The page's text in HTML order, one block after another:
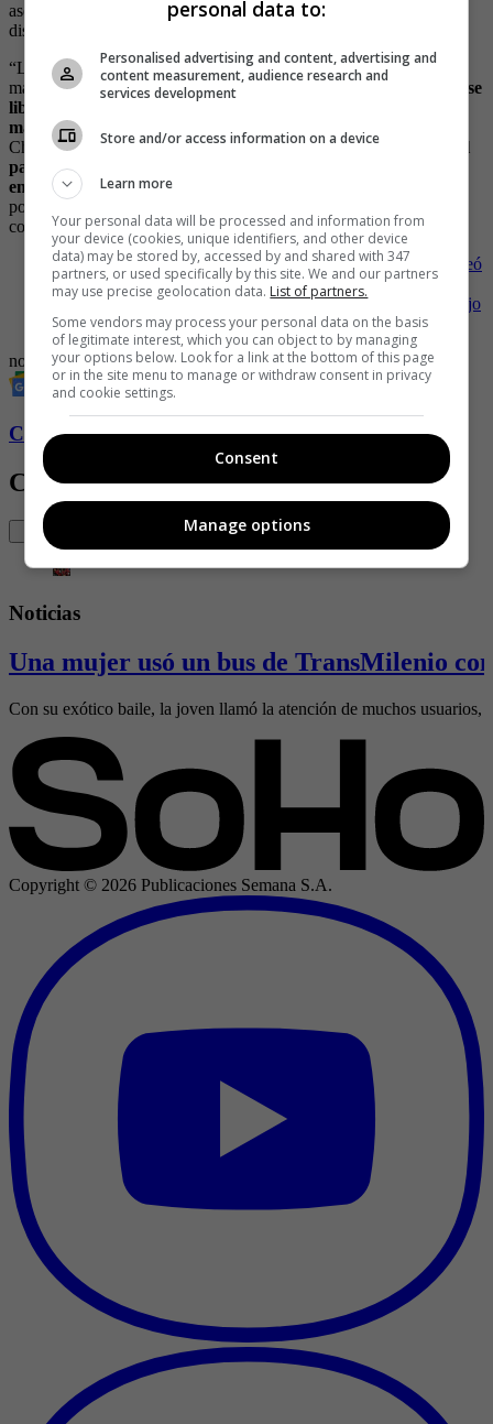
asesinar a su vecina ya fue capturada y el bebé fue dejado a
disposición del ICBF.
“La autora intelectual ya está capturada, el bebé se encuentra en
manos del Instituto Colombiano de Bienestar Familiar (ICBF),
ya se
libró orden de captura para dar con el paradero del autor
material del hecho,
Chacua Primavera del corregimiento 1 de nuestra ciudad, donde
al
parecer una habitante de la calle, una mujer que estaba
embarazada, le sacan a su bebé,
posteriormente la degüellan en el mismo sitio”, expresó en
conversación con RCN Mundo Juan Carlos Saldarriaga.
-Al estilo de las luchas, hombre de 81 años tiró al piso y pateó
a ladrón que lo intentó robar
Video: hombre disparó a ladrón que trató de robarle el espejo
del carro
noticias colombia
Conozca más de Soho aquí
Contenido Relacionado
Noticias
Una mujer usó un bus de TransMilenio
Con su exótico baile, la joven llamó la atención de muchos
Copyright © 2026 Publicaciones Semana S.A.
personal data to:
Personalised advertising and content, advertising and
content measurement, audience research and
services development
Store and/or access information on a device
Learn more
Your personal data will be processed and information from
your device (cookies, unique identifiers, and other device
data) may be stored by, accessed by and shared with 347
partners, or used specifically by this site. We and our partners
may use precise geolocation data. List of partners.
Some vendors may process your personal data on the basis
of legitimate interest, which you can object to by managing
your options below. Look for a link at the bottom of this page
or in the site menu to manage or withdraw consent in privacy
and cookie settings.
Consent
Manage options